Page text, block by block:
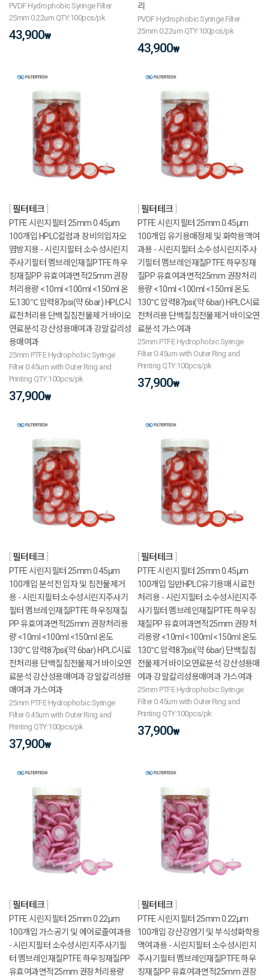
PVDF Hydrophobic Syringe Filter
25mm 0.22um QTY:100pcs/pk
43,900₩
리
PVDF Hydrophobic Syringe Filter
25mm 0.22um QTY:100pcs/pk
43,900₩
필터테크
PTFE 시린지필터 25mm 0.45μm
100개입 HPLC컬럼과 장비의입자오
염방지용 - 시린지필터 소수성시린지
주사기필터 멤브레인재질PTFE 하우
징재질PP 유효여과면적25mm 권장
처리용량 <10ml <100ml <150ml 온
도130℃ 압력87psi(약 6bar) HPLC시
료전처리용 단백질침전물제거 바이오
연료분석 강산성용매여과 강알칼리성
용매여과
25mm PTFE Hydrophobic Syringe
Filter 0.45um with Outer Ring and
Printing QTY:100pcs/pk
37,900₩
필터테크
PTFE 시린지필터 25mm 0.45μm
100개입 유기용매정제 및 화학용액여
과용 - 시린지필터 소수성시린지주사
기필터 멤브레인재질PTFE 하우징재
질PP 유효여과면적25mm 권장처리
용량 <10ml <100ml <150ml 온도
130℃ 압력87psi(약 6bar) HPLC시료
전처리용 단백질침전물제거 바이오연
료분석 가스여과
25mm PTFE Hydrophobic Syringe
Filter 0.45um with Outer Ring and
Printing QTY:100pcs/pk
37,900₩
필터테크
PTFE 시린지필터 25mm 0.45μm
100개입 분석전 입자 및 침전물제거
용 - 시린지필터 소수성시린지주사기
필터 멤브레인재질PTFE 하우징재질
PP 유효여과면적25mm 권장처리용
량 <10ml <100ml <150ml 온도
130℃ 압력87psi(약 6bar) HPLC시료
전처리용 단백질침전물제거 바이오연
료분석 강산성용매여과 강알칼리성용
매여과 가스여과
25mm PTFE Hydrophobic Syringe
Filter 0.45um with Outer Ring and
Printing QTY:100pcs/pk
37,900₩
필터테크
PTFE 시린지필터 25mm 0.45μm
100개입 일반HPLC유기용매 시료전
처리용 - 시린지필터 소수성시린지주
사기필터 멤브레인재질PTFE 하우징
재질PP 유효여과면적25mm 권장처
리용량 <10ml <100ml <150ml 온도
130℃ 압력87psi(약 6bar) 단백질침
전물제거 바이오연료분석 강산성용매
여과 강알칼리성용매여과 가스여과
25mm PTFE Hydrophobic Syringe
Filter 0.45um with Outer Ring and
Printing QTY:100pcs/pk
37,900₩
필터테크
PTFE 시린지필터 25mm 0.22μm
100개입 가스공기 및 에어로졸여과용
- 시린지필터 소수성시린지주사기필
터 멤브레인재질PTFE 하우징재질PP
유효여과면적25mm 권장처리용량
필터테크
PTFE 시린지필터 25mm 0.22μm
100개입 강산강염기 및 부식성화학용
액여과용 - 시린지필터 소수성시린지
주사기필터 멤브레인재질PTFE 하우
징재질PP 유효여과면적25mm 권장